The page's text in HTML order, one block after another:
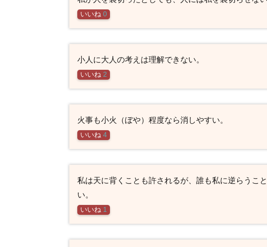
いいね 0
小人に大人の考えは理解できない。
いいね 2
火事も小火（ぼや）程度なら消しやすい。
いいね 4
私は天に背くことも許されるが、誰も私に逆らうこ
い。
いいね 1